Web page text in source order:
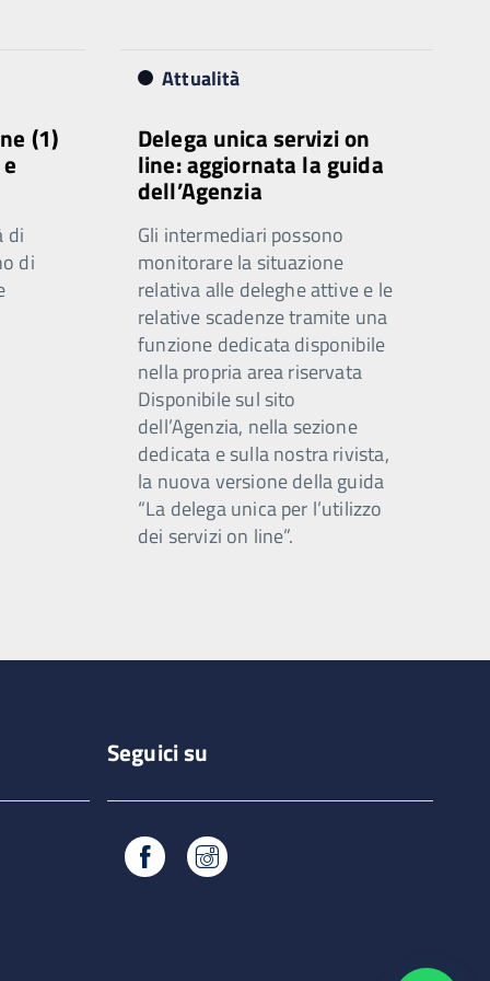
(1)
di
di
Attualità
Delega unica servizi on
line: aggiornata la guida
dell’Agenzia
Gli intermediari possono
monitorare la situazione
relativa alle deleghe attive e le
relative scadenze tramite una
funzione dedicata disponibile
nella propria area riservata
Disponibile sul sito
dell’Agenzia, nella sezione
dedicata e sulla nostra rivista,
la nuova versione della guida
“La delega unica per l’utilizzo
dei servizi on line”.
Seguici su
Facebook